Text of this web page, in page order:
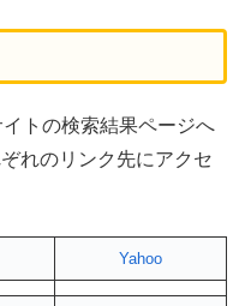
トの検索結果ページへ
れのリンク先にアクセ
Yahoo